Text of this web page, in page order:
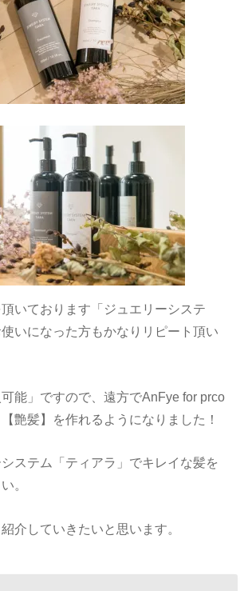
いております「ジュエリーシステ
いになった方もかなりリピート頂い
可能」ですので、遠方でAnFye for prco
艶髪】を作れるようになりました！
ステム「ティアラ」でキレイな髪を
。
介していきたいと思います。